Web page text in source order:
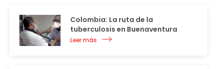
Colombia: La ruta de la
tuberculosis en Buenaventura
Leer más